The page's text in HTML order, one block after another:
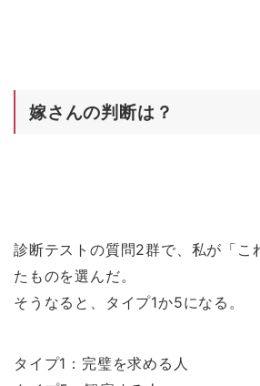
嫁さんの判断は？
診断テストの質問2群で、私が「こ
たものを選んだ。
そうなると、タイプ1か5になる。
タイプ1：完璧を求める人